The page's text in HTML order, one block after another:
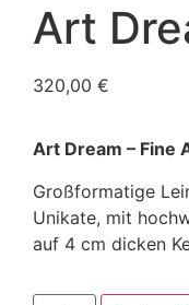
Art
320,00 €
Art Dream – Fine
Großformatige
Unikate, mit
auf 4 cm dicken